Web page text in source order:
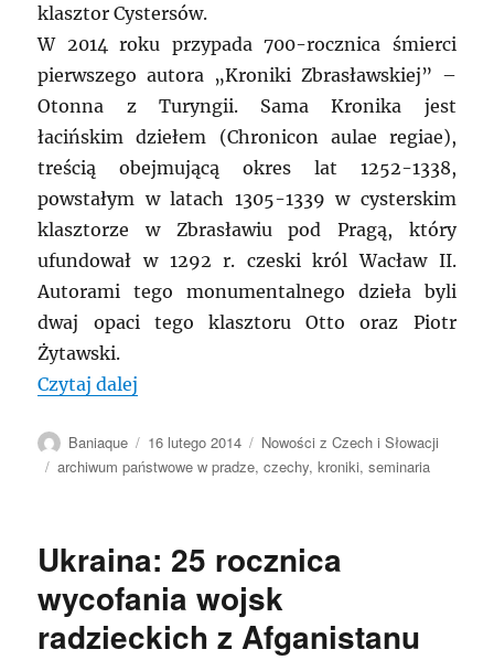
klasztor Cystersów.
W 2014 roku przypada 700-rocznica śmierci
pierwszego autora „Kroniki Zbrasławskiej” –
Otonna z Turyngii. Sama Kronika jest
łacińskim dziełem (Chronicon aulae regiae),
treścią obejmującą okres lat 1252-1338,
powstałym w latach 1305-1339 w cysterskim
klasztorze w Zbrasławiu pod Pragą, który
ufundował w 1292 r. czeski król Wacław II.
Autorami tego monumentalnego dzieła byli
dwaj opaci tego klasztoru Otto oraz Piotr
Żytawski.
Czytaj dalej
Autor
Baniaque
Data
publikacji
16 lutego 2014 Kategorie
Nowości z Czech i Słowacji
Tagi
archiwum państwowe w pradze,czechy,kroniki,seminaria
Ukraina: 25 rocznica
wycofania wojsk
radzieckich z Afganistanu